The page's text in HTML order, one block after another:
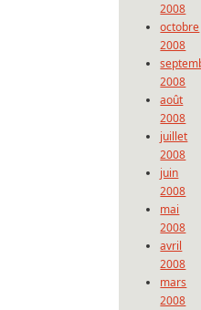
2008
octobre
2008
2008
août
2008
juillet
2008
juin
2008
mai
2008
avril
2008
mars
2008